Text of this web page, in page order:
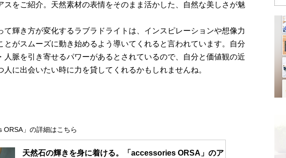
スをご紹介。天然素材の表情をそのまま活かした、自然な美しさが魅
て輝き方が変化するラブラドライトは、インスピレーションや想像力
とがスムーズに動き始めるよう導いてくれると言われています。自分
人脈を引き寄せるパワーがあるとされているので、自分と価値観の近
人に出会いたい時に力を貸してくれるかもしれませんね。
ORSA」の詳細はこちら
天然石の輝きを身に着ける。「accessories ORSA」のア